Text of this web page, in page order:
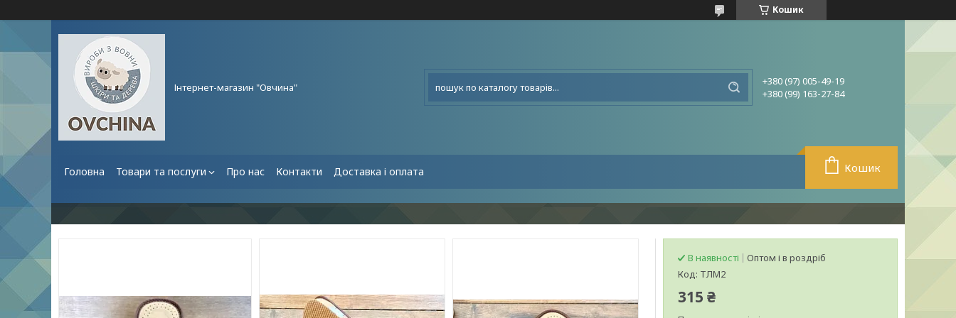
Кошик
Інтернет-магазин "Овчина"
+380 (97) 005-49-19
+380 (99) 163-27-84
Головна Товари та послуги Про нас Контакти Доставка і оплата Кошик
В наявності
Оптом і в роздріб
Код: ТЛМ2
315 ₴